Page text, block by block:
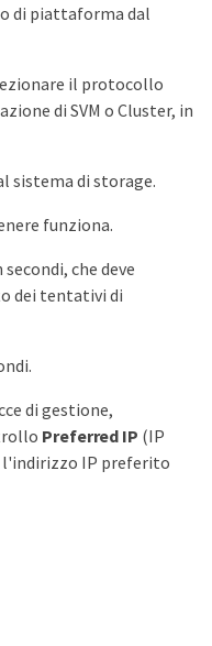
di piattaforma dal
il protocollo
di SVM o Cluster, in
sistema di storage.
funziona.
che deve
dei tentativi di
di gestione,
Preferred IP (IP
IP preferito